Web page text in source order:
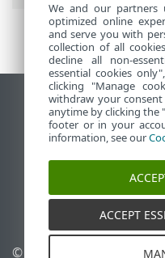
Afficher le site
End of Life
Base de
ESET Status Portal
Support régional
© 1992 - 2026 ESET, spol.
We and our
optimized online
and serve you with
collection of all
decline all non-
essential cookies
clicking "Manage
withdraw your
anytime by clicking the
footer or in your
information, see our
ACCEPT